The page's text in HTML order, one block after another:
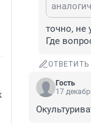
точно, не
Где
ОТВЕТИТЬ
Гость
17